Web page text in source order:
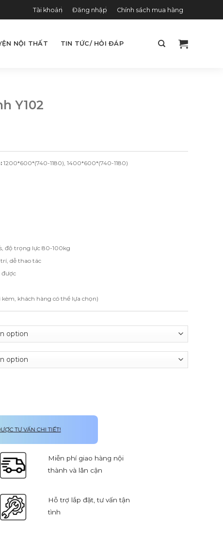
Tài khoản Đăng nhập Chính sách mua hàng
NỘI THẤT TIN TỨC/ HỎI ĐÁP
Y102
1200*600*(740-1180), 1400*600*(740-1180)
độ trọng lực 80-100kg
dễ thao tác
được
khách hàng có thể lựa chọn)
Miễn phí giao hàng nội
thành và lân cận
Hỗ trợ lắp đặt, tư vấn tận
tình